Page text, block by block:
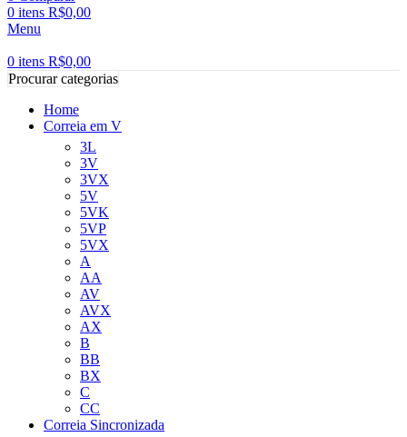
0 itens R$0,00
Menu
0 itens R$0,00
Procurar categorias
Home
Correia em V
3L
3V
3VX
5V
5VK
5VP
5VX
A
AA
AV
AVX
AX
B
BB
BX
C
CC
Correia Sincronizada